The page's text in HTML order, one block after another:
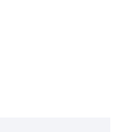
대문구